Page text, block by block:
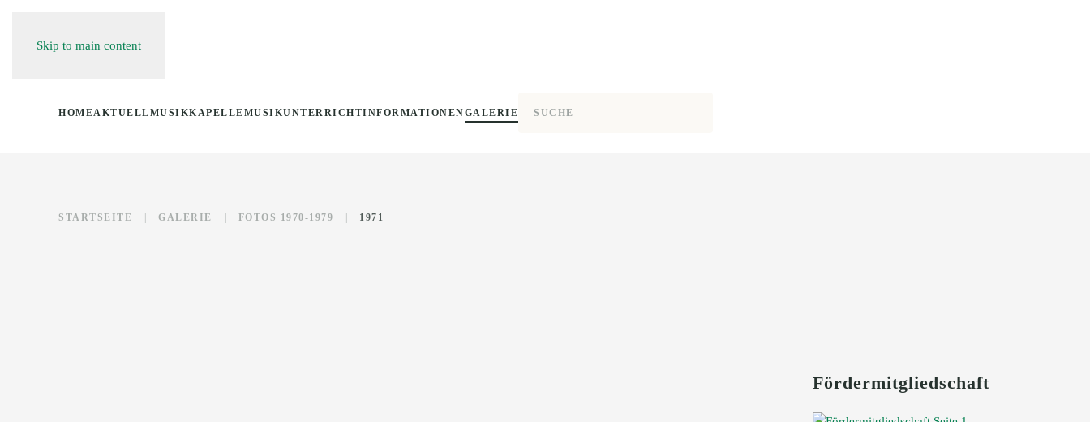
Skip to main content
HOMEAKTUELLMUSIKKAPELLEMUSIKUNTERRICHTINFORMATIONENGALERIE
STARTSEITE GALERIE FOTOS 1970-1979 1971
Fördermitgliedschaft